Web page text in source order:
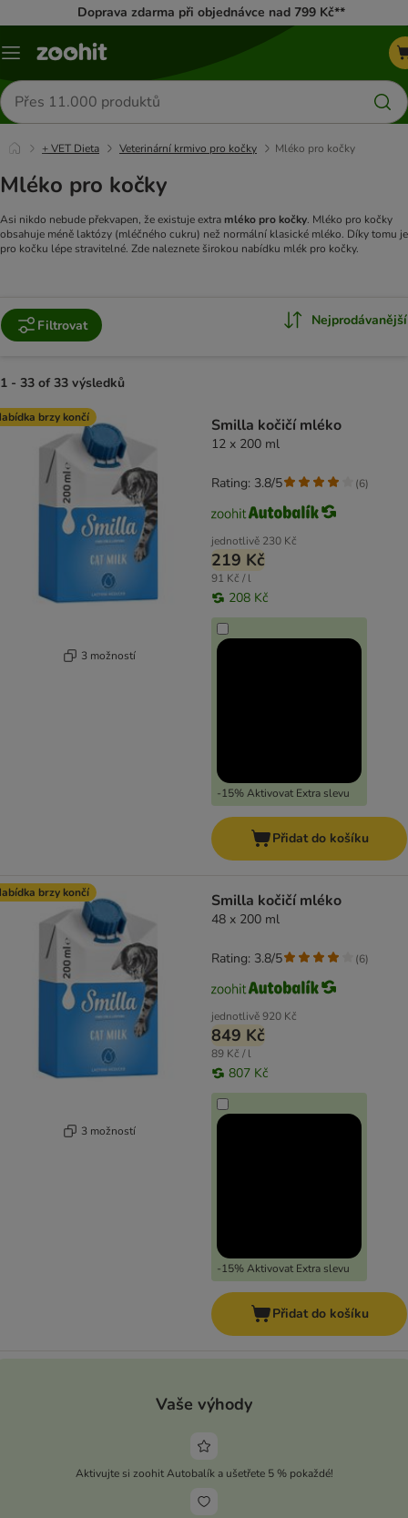
Doprava zdarma při objednávce nad 799 Kč**
Menu
Hledat
produkty
+ VET Dieta Veterinární krmivo pro kočky Mléko pro kočky
Mléko pro kočky
Asi nikdo nebude překvapen, že existuje extra mléko pro kočky. Mléko pro kočky
obsahuje méně laktózy (mléčného cukru) než normální klasické mléko. Díky tomu je
pro kočku lépe stravitelné. Zde naleznete širokou nabídku mlék pro kočky.
Filtrovat Nejprodávanější
1 - 33 of 33 výsledků
product items have been changed
brzy končí
3 možností
Smilla kočičí mléko
12 x 200 ml
jednotlivě 230 Kč
219 Kč
91 Kč / l
208 Kč
-15% Aktivovat Extra slevu
Rating: 3.8/5 (6)
Přidat do košíku
brzy končí
3 možností
Smilla kočičí mléko
48 x 200 ml
jednotlivě920 Kč
849 Kč
89 Kč / l
807 Kč
-15% Aktivovat Extra slevu
Rating: 3.8/5 (6)
Přidat do košíku
Vaše výhody
Aktivujte si zoohit Autobalík a ušetřete 5 % pokaždé!